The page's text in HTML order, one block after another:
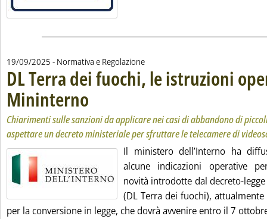
19/09/2025 - Normativa e Regolazione
DL Terra dei fuochi, le istruzioni
Mininterno . Sottotitolo: Chiarimenti sulle sanzioni da applicare nei
Chiarimenti sulle sanzioni da applicare nei casi di abbandono di
aspettare un decreto ministeriale per sfruttare le telecamere di
Il ministero dell’Interno ha
alcune indicazioni operative
novità introdotte dal decreto-
(DL Terra dei fuochi),
per la conversione in legge, che dovrà avvenire entro il 7